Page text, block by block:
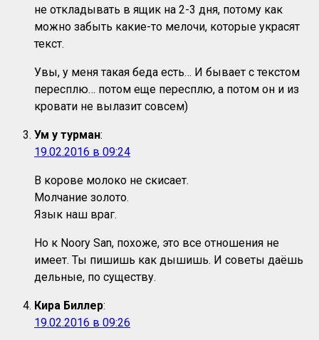
не откладывать в ящик на 2-3 дня, потому как
можно забыть какие-то мелочи, которые украсят
текст.
Увы, у меня такая беда есть… И бывает с текстом
пересплю… потом еще пересплю, а потом он и из
кровати не вылазит совсем)
Ум у турман:
19.02.2016 в 09:24
В корове молоко не скисает.
Молчание золото.
Язык наш враг.
Но к Noory San, похоже, это все отношения не
имеет. Ты пишишь как дышишь. И советы даёшь
дельные, по существу.
Кира Биллер:
19.02.2016 в 09:26